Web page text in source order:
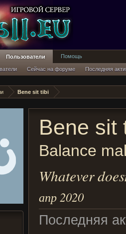
Bene sit tibi
Bene sit
Balance
Whatever
апр 2020
Последняя
Пользователи
Сейчас на форуме Последняя
Помощь